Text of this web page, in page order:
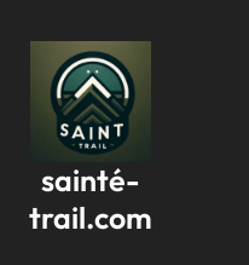
contenu
sainté-
trail.com